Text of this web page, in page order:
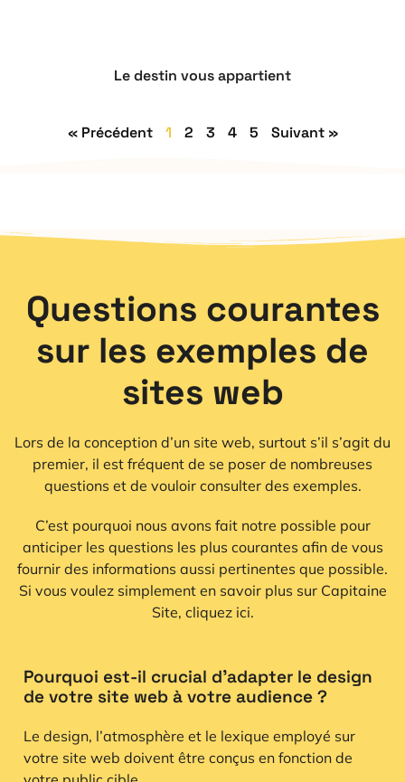
Le destin vous appartient
« Précédent 1 2 3 4 5 Suivant »
Questions courantes
sur les exemples de
sites web
Lors de la conception d’un site web, surtout s’il s’agit du
premier, il est fréquent de se poser de nombreuses
questions et de vouloir consulter des exemples.
C’est pourquoi nous avons fait notre possible pour
anticiper les questions les plus courantes afin de vous
fournir des informations aussi pertinentes que possible.
Si vous voulez simplement en savoir plus sur Capitaine
Site, cliquez ici.
Pourquoi est-il crucial d'adapter le design
de votre site web à votre audience ?
Le design, l’atmosphère et le lexique employé sur
votre site web doivent être conçus en fonction de